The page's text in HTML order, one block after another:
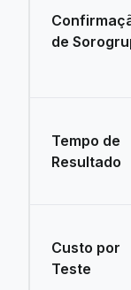
de
Tempo de
Resultado
Custo por
Teste